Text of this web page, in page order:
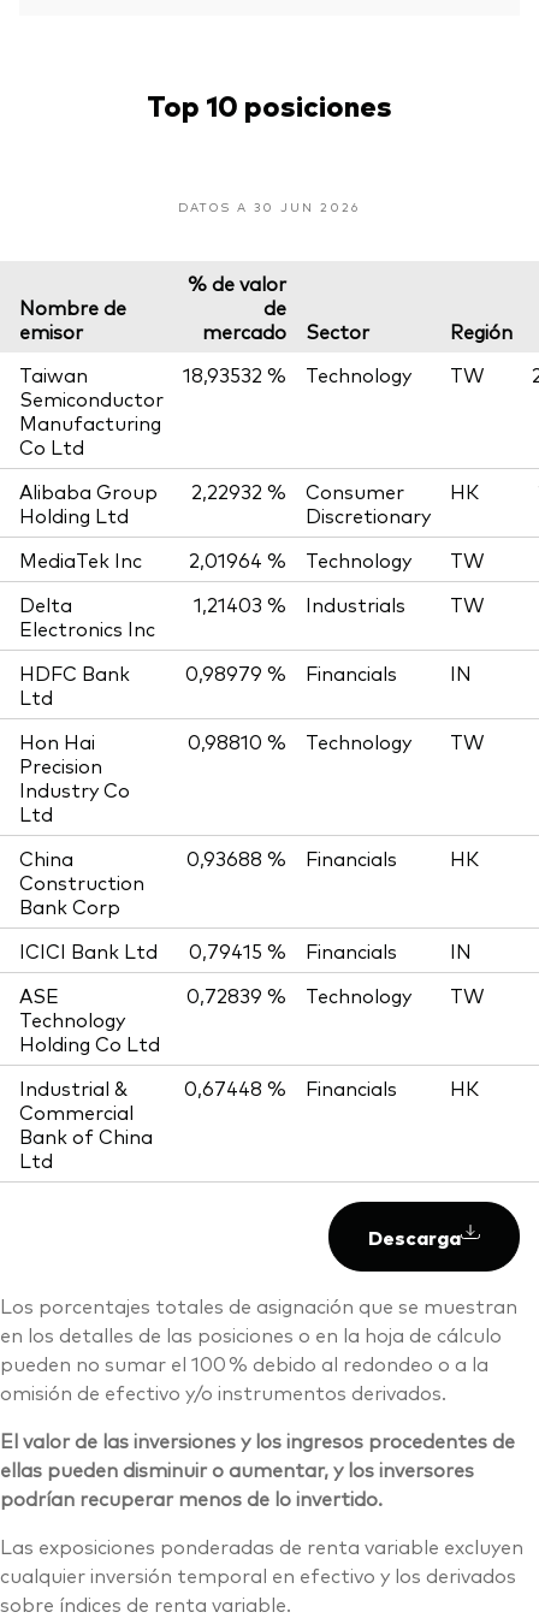
Top 10 posiciones
DATOS A 30 JUN 2026
Nombre de
emisor
% de valor
de
mercado
Sector
Región
Taiwan
Semiconductor
Manufacturing
Co Ltd
18,93532 % Technology TW
Alibaba Group
Holding Ltd
2,22932 %
Consumer
Discretionary
HK
MediaTek Inc 2,01964 % Technology
TW
Delta
Electronics Inc
1,21403 % Industrials TW
HDFC Bank
Ltd
0,98979 % Financials IN
Hon Hai
Precision
Industry Co
Ltd
0,98810 % Technology TW
China
Construction
Bank Corp
0,93688 % Financials HK
ICICI Bank Ltd 0,79415 % Financials
IN
ASE
Technology
Holding Co Ltd
0,72839 % Technology TW
Industrial &
Commercial
Bank of China
Ltd
0,67448 % Financials HK
Descarga
Los porcentajes totales de asignación que se muestran
en los detalles de las posiciones o en la hoja de cálculo
pueden no sumar el 100 % debido al redondeo o a la
omisión de efectivo y/o instrumentos derivados.
El valor de las inversiones y los ingresos procedentes de
ellas pueden disminuir o aumentar, y los inversores
podrían recuperar menos de lo invertido.
Las exposiciones ponderadas de renta variable excluyen
cualquier inversión temporal en efectivo y los derivados
sobre índices de renta variable.